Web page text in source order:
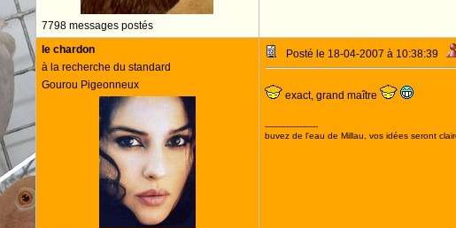
7798 messages postés
le chardon
à la recherche du standard
Gourou Pigeonneux
Posté le 18-04-2007 à 10:38:39
exact, grand maître
--------------------
buvez de l'eau de Millau, vos idées seront